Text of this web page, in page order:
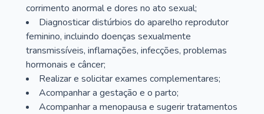
corrimento anormal e dores no ato sexual;
Diagnosticar distúrbios do aparelho reprodutor
feminino, incluindo doenças sexualmente
transmissíveis, inflamações, infecções, problemas
hormonais e câncer;
Realizar e solicitar exames complementares;
Acompanhar a gestação e o parto;
Acompanhar a menopausa e sugerir tratamentos